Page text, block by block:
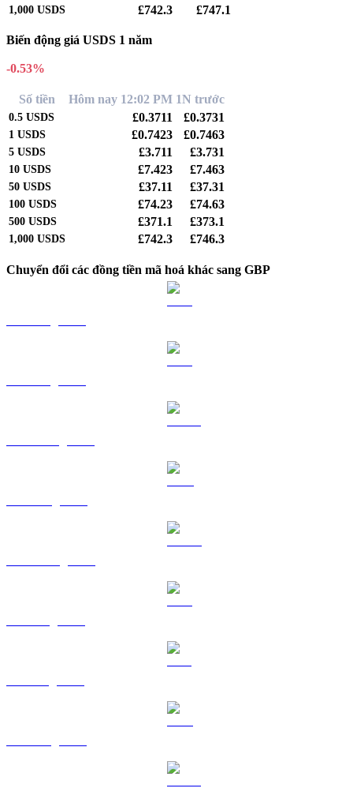
1,000 USDS £742.3 £747.1
Biến động giá USDS 1 năm
-0.53%
Số tiền Hôm nay 12:02 PM 1N trước
0.5 USDS £0.3711 £0.3731
1 USDS £0.7423 £0.7463
5 USDS £3.711 £3.731
10 USDS £7.423 £7.463
50 USDS £37.11 £37.31
100 USDS £74.23 £74.63
500 USDS £371.1 £373.1
1,000 USDS £742.3 £746.3
Chuyển đổi các đồng tiền mã hoá khác sang GBP